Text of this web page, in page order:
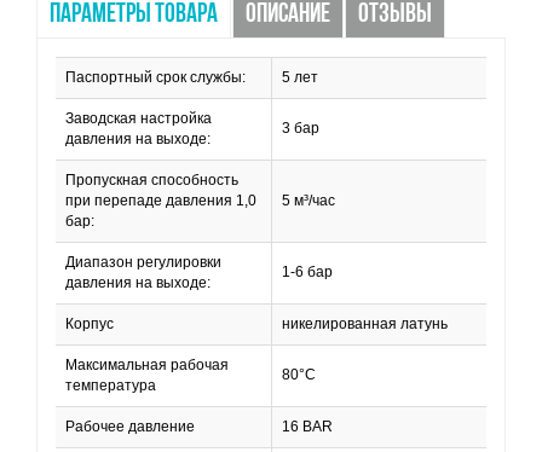
ПАРАМЕТРЫ ТОВАРА ОПИСАНИЕ ОТЗЫВЫ
Паспортный срок службы: 5 лет
Заводская настройка
давления на выходе:
3 бар
Пропускная способность
при перепаде давления 1,0
бар:
5 м³/час
Диапазон регулировки
давления на выходе:
1-6 бар
Корпус никелированная латунь
Максимальная рабочая
температура
80°C
Рабочее давление 16 BAR